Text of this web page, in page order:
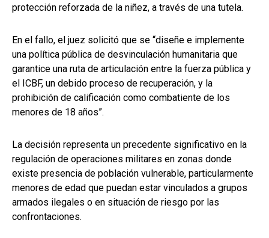
protección reforzada de la niñez, a través de una tutela.
En el fallo, el juez solicitó que se “diseñe e implemente
una política pública de desvinculación humanitaria que
garantice una ruta de articulación entre la fuerza pública y
el ICBF, un debido proceso de recuperación, y la
prohibición de calificación como combatiente de los
menores de 18 años”.
La decisión representa un precedente significativo en la
regulación de operaciones militares en zonas donde
existe presencia de población vulnerable, particularmente
menores de edad que puedan estar vinculados a grupos
armados ilegales o en situación de riesgo por las
confrontaciones.